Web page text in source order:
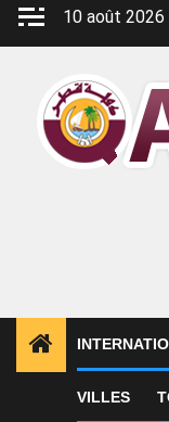
Aller
10 août 2026
VILLES
ALERTES INFO